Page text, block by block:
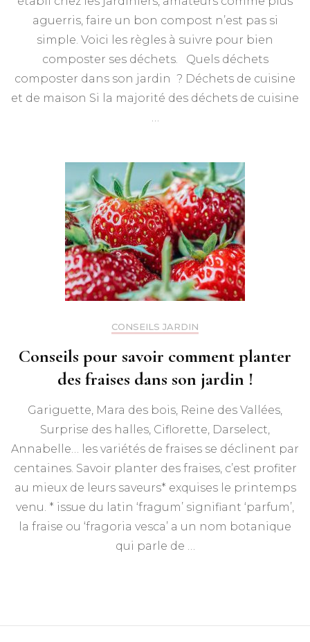
aguerris, faire un bon compost n’est pas si
simple. Voici les règles à suivre pour bien
composter ses déchets. Quels déchets
composter dans son jardin ? Déchets de cuisine
et de maison Si la majorité des déchets de cuisine
…
CONSEILS JARDIN
Conseils pour savoir comment planter
des fraises dans son jardin !
Gariguette, Mara des bois, Reine des Vallées,
Surprise des halles, Ciflorette, Darselect,
Annabelle… les variétés de fraises se déclinent par
centaines. Savoir planter des fraises, c’est profiter
au mieux de leurs saveurs* exquises le printemps
venu. * issue du latin ‘fragum’ signifiant ‘parfum’,
la fraise ou ‘fragoria vesca’ a un nom botanique
qui parle de …